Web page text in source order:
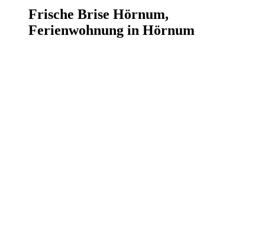
Frische Brise Hörnum,
Ferienwohnung in Hörnum